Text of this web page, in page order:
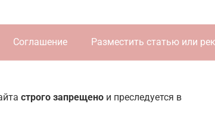
Соглашение Разместить статью или
строго запрещено и преследуется в